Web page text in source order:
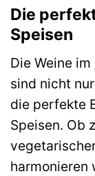
Die
Speisen
Die Weine
sind nicht
die perfekte
Speisen. Ob
harmonieren